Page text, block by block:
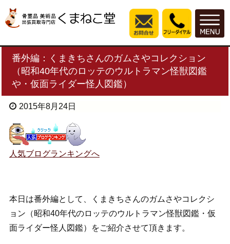
番外編：くまきちさんのガムさやコレクション
（昭和40年代のロッテのウルトラマン怪獣図鑑
や・仮面ライダー怪人図鑑）
2015年8月24日
人気ブログランキングへ
本日は番外編として、くまきちさんのガムさやコレクシ
ョン（昭和40年代のロッテのウルトラマン怪獣図鑑・仮
面ライダー怪人図鑑）をご紹介させて頂きます。